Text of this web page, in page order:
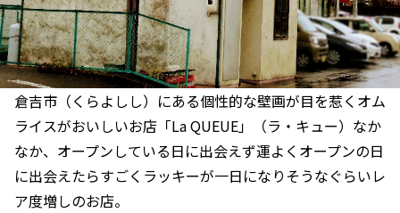
倉吉市（くらよしし）にある個性的な壁画が目を惹くオム
ライスがおいしいお店「La QUEUE」（ラ・キュー）なか
なか、オープンしている日に出会えず運よくオープンの日
に出会えたらすごくラッキーが一日になりそうなぐらいレ
ア度増しのお店。